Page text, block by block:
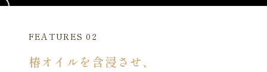
FEATURES 02
椿オイルを含浸させ、